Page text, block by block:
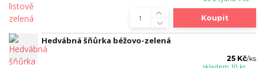
Koupit
Hedvábná šňůrka béžovo-zelená
25 Kč/ks